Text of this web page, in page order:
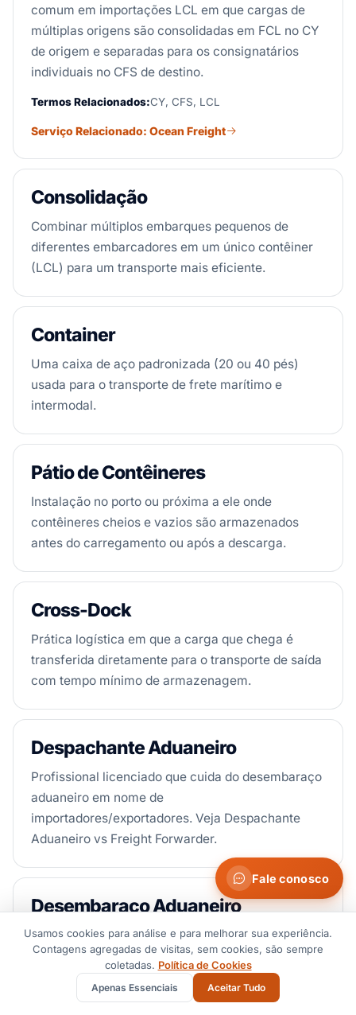
comum em importações LCL em que cargas de
múltiplas origens são consolidadas em FCL no CY
de origem e separadas para os consignatários
individuais no CFS de destino.
Termos Relacionados:CY, CFS, LCL
Serviço Relacionado: Ocean Freight
Consolidação
Combinar múltiplos embarques pequenos de
diferentes embarcadores em um único contêiner
(LCL) para um transporte mais eficiente.
Container
Uma caixa de aço padronizada (20 ou 40 pés)
usada para o transporte de frete marítimo e
intermodal.
Pátio de Contêineres
Instalação no porto ou próxima a ele onde
contêineres cheios e vazios são armazenados
antes do carregamento ou após a descarga.
Cross-Dock
Prática logística em que a carga que chega é
transferida diretamente para o transporte de saída
com tempo mínimo de armazenagem.
Despachante Aduaneiro
Profissional licenciado que cuida do desembaraço
aduaneiro em nome de
importadores/exportadores. Veja Despachante
Aduaneiro vs Freight Forwarder.
Desembaraço Aduaneiro
O processo regulatório de liberar mercadorias
importadas/exportadas na alfândega. Veja nosso
guia passo a passo.
Fale conosco
Usamos cookies para análise e para melhorar sua experiência.
Contagens agregadas de visitas, sem cookies, são sempre
coletadas. Política de Cookies
Apenas Essenciais Aceitar Tudo